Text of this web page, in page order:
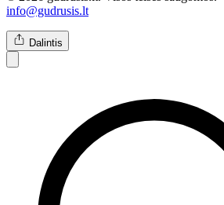
info@gudrusis.lt
Dalintis